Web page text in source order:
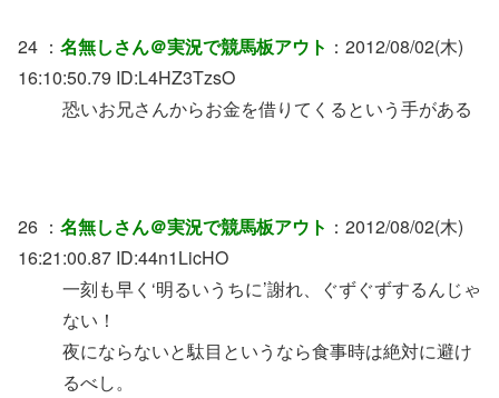
24 ： 名無しさん＠実況で競馬板アウト ：2012/08/02(木)
16:10:50.79 ID:L4HZ3TzsO
恐いお兄さんからお金を借りてくるという手がある
26 ： 名無しさん＠実況で競馬板アウト ：2012/08/02(木)
16:21:00.87 ID:44n1LicHO
一刻も早く‘明るいうちに’謝れ、ぐずぐずするんじゃ
ない！
夜にならないと駄目というなら食事時は絶対に避け
るべし。